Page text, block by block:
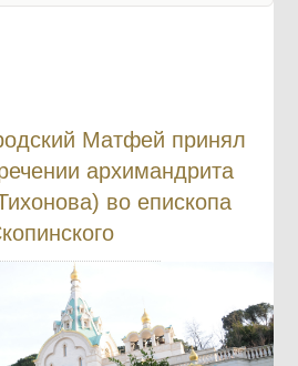
Матфей принял
архимандрита
во епископа